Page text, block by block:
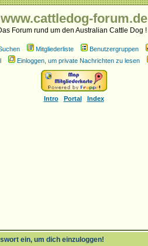
www.cattledog-forum.de
Forum rund um den Australian Cattle Dog !
Mitgliederliste Benutzergruppen
Einloggen, um private Nachrichten zu lesen
Intro Portal Index
ein, um dich einzuloggen!